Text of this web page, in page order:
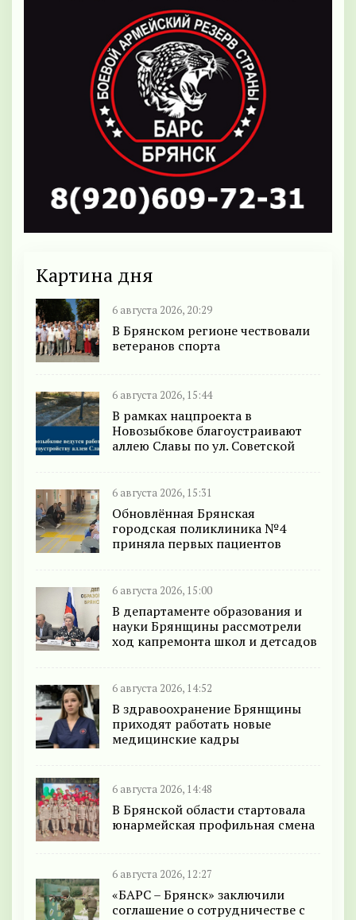
Картина дня
6 августа 2026, 20:29
В Брянском регионе чествовали
ветеранов спорта
6 августа 2026, 15:44
В рамках нацпроекта в
Новозыбкове благоустраивают
аллею Славы по ул. Советской
6 августа 2026, 15:31
Обновлённая Брянская
городская поликлиника №4
приняла первых пациентов
6 августа 2026, 15:00
В департаменте образования и
науки Брянщины рассмотрели
ход капремонта школ и детсадов
6 августа 2026, 14:52
В здравоохранение Брянщины
приходят работать новые
медицинские кадры
6 августа 2026, 14:48
В Брянской области стартовала
юнармейская профильная смена
6 августа 2026, 12:27
«БАРС – Брянск» заключили
соглашение о сотрудничестве с